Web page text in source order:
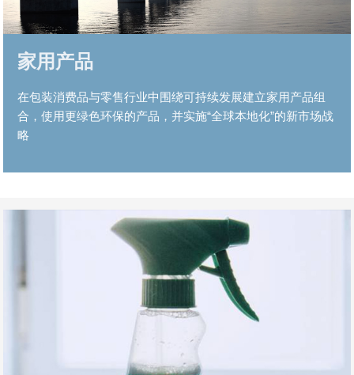
家用产品
在包装消费品与零售行业中围绕可持续发展建立家用产品组
合，使用更绿色环保的产品，并实施“全球本地化”的新市场战
略